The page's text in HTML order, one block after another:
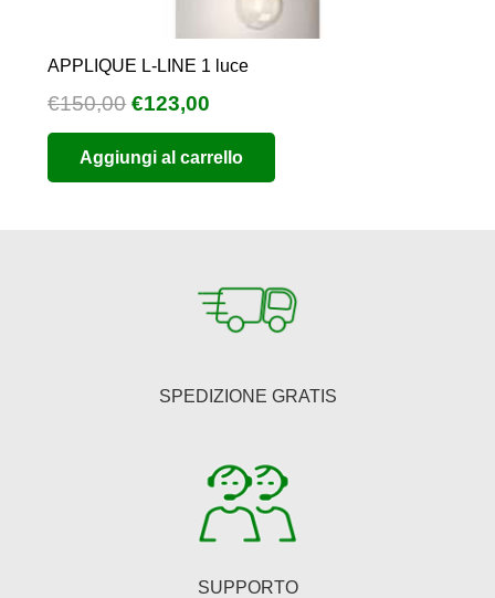
APPLIQUE L-LINE 1 luce
€150,00 Il
prezzo
originale
era:
€123,00
prezzo
attuale
è:
Aggiungi al carrello
SPEDIZIONE GRATIS
SUPPORTO